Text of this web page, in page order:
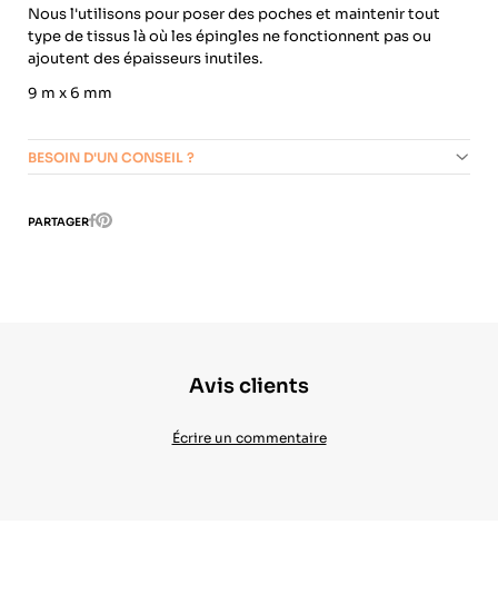
Nous l'utilisons pour poser des poches et maintenir tout
type de tissus là où les épingles ne fonctionnent pas ou
ajoutent des épaisseurs inutiles.
9 m x 6 mm
BESOIN D'UN CONSEIL ?
PARTAGERFacebook
Pinterest
Avis clients
Écrire un commentaire